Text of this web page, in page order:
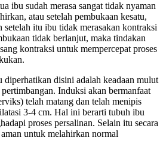
ibu sudah merasa sangat tidak nyaman
atau setelah pembukaan kesatu,
setelah itu ibu tidak merasakan kontraksi
tidak berlanjut, maka tindakan
kontraksi untuk mempercepat proses
diperhatikan disini adalah keadaan mulut
Induksi akan bermanfaat
telah matang dan telah menipis
3-4 cm. Hal ini berarti tubuh ibu
proses persalinan. Selain itu secara
untuk melahirkan normal